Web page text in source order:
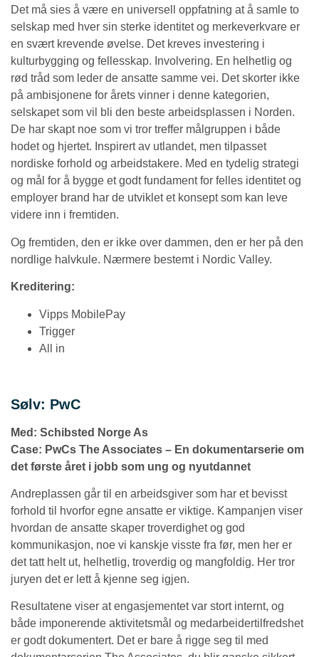
Det må sies å være en universell oppfatning at å samle to
selskap med hver sin sterke identitet og merkeverkvare er
en svært krevende øvelse. Det kreves investering i
kulturbygging og fellesskap. Involvering. En helhetlig og
rød tråd som leder de ansatte samme vei. Det skorter ikke
på ambisjonene for årets vinner i denne kategorien,
selskapet som vil bli den beste arbeidsplassen i Norden.
De har skapt noe som vi tror treffer målgruppen i både
hodet og hjertet. Inspirert av utlandet, men tilpasset
nordiske forhold og arbeidstakere. Med en tydelig strategi
og mål for å bygge et godt fundament for felles identitet og
employer brand har de utviklet et konsept som kan leve
videre inn i fremtiden.
Og fremtiden, den er ikke over dammen, den er her på den
nordlige halvkule. Nærmere bestemt i Nordic Valley.
Kreditering:
Vipps MobilePay
Trigger
All in
Sølv: PwC
Med: Schibsted Norge As
Case: PwCs The Associates – En dokumentarserie om
det første året i jobb som ung og nyutdannet
Andreplassen går til en arbeidsgiver som har et bevisst
forhold til hvorfor egne ansatte er viktige. Kampanjen viser
hvordan de ansatte skaper troverdighet og god
kommunikasjon, noe vi kanskje visste fra før, men her er
det tatt helt ut, helhetlig, troverdig og mangfoldig. Her tror
juryen det er lett å kjenne seg igjen.
Resultatene viser at engasjementet var stort internt, og
både imponerende aktivitetsmål og medarbeidertilfredshet
er godt dokumentert. Det er bare å rigge seg til med